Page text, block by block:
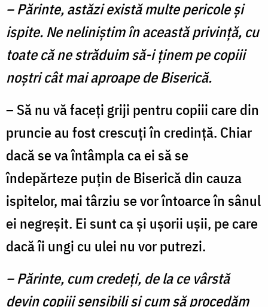
– Părinte, astăzi există multe pericole şi
ispite. Ne neliniştim în această privinţă, cu
toate că ne străduim să-i ţinem pe copiii
noştri cât mai aproape de Biserică.
– Să nu vă faceţi griji pentru copiii care din
pruncie au fost crescuţi în credinţă. Chiar
dacă se va întâmpla ca ei să se
îndepărteze puţin de Biseri­că din cauza
ispitelor, mai târziu se vor întoarce în sânul
ei negreşit. Ei sunt ca şi uşorii uşii, pe care
dacă îi ungi cu ulei nu vor putrezi.
– Părinte, cum credeţi, de la ce vârstă
devin co­piii sensibili şi cum să procedăm